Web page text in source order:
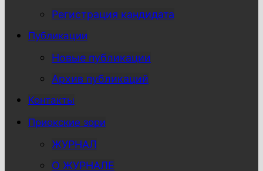
Регистрация кандидата
Публикации
Новые публикации
Архив публикаций
Контакты
Приокские зори
ЖУРНАЛ
О ЖУРНАЛЕ